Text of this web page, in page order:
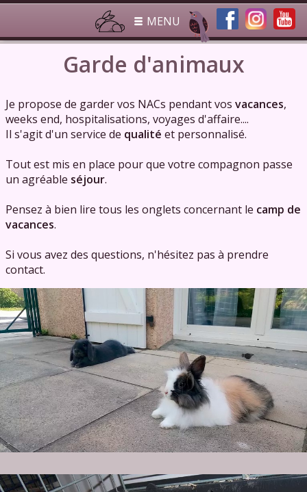
MENU
Garde d'animaux
Je propose de garder vos NACs pendant vos vacances,
weeks end, hospitalisations, voyages d'affaire....
Il s'agit d'un service de qualité et personnalisé.
Tout est mis en place pour que votre compagnon passe
un agréable séjour.
Pensez à bien lire tous les onglets concernant le camp de
vacances.
Si vous avez des questions, n'hésitez pas à prendre
contact.